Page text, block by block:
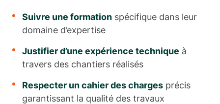
Suivre une formation spécifique dans leur
domaine d’expertise
Justifier d’une expérience technique à
travers des chantiers réalisés
Respecter un cahier des charges précis
garantissant la qualité des travaux